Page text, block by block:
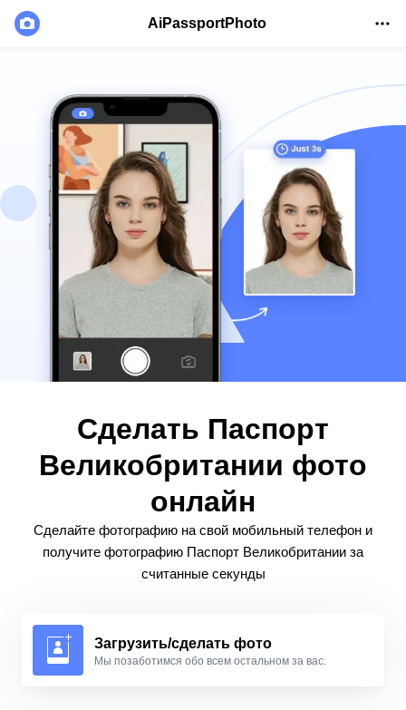
AiPassportPhoto
Сделать Паспорт
Великобритании фото
онлайн
Сделайте фотографию на свой мобильный телефон и
получите фотографию Паспорт Великобритании за
считанные секунды
Загрузить/сделать фото
Мы позаботимся обо всем остальном за вас.